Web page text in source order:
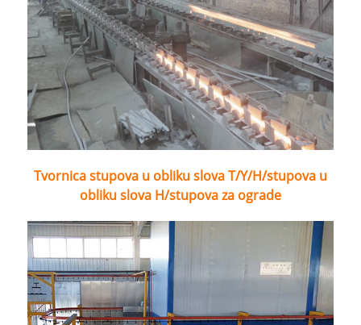
Tvornica stupova u obliku slova T/Y/H/stupova u
obliku slova H/stupova za ograde